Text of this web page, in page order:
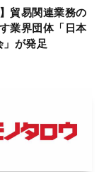
貿易関連業務の
業界団体「日本
」が発足